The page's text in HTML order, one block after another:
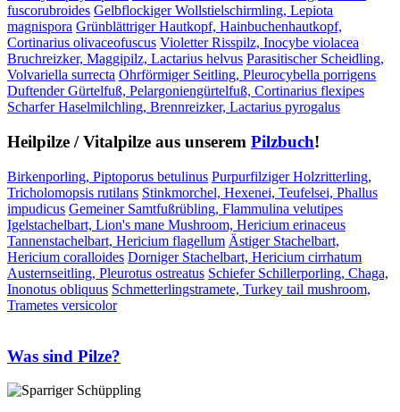
fuscorubroides Gelbflockiger Wollstielschirmling, Lepiota
magnispora Grünblättriger Hautkopf, Hainbuchenhautkopf,
Cortinarius olivaceofuscus Violetter Risspilz, Inocybe violacea
Bruchreizker, Maggipilz, Lactarius helvus Parasitischer Scheidling,
Volvariella surrecta Ohrförmiger Seitling, Pleurocybella porrigens
Duftender Gürtelfuß, Pelargoniengürtelfuß, Cortinarius flexipes
Scharfer Haselmilchling, Brennreizker, Lactarius pyrogalus
Heilpilze / Vitalpilze aus unserem Pilzbuch!
Birkenporling, Piptoporus betulinus Purpurfilziger Holzritterling,
Tricholomopsis rutilans Stinkmorchel, Hexenei, Teufelsei, Phallus
impudicus Gemeiner Samtfußrübling, Flammulina velutipes
Igelstachelbart, Lion's mane Mushroom, Hericium erinaceus
Tannenstachelbart, Hericium flagellum Ästiger Stachelbart,
Hericium coralloides Dorniger Stachelbart, Hericium cirrhatum
Austernseitling, Pleurotus ostreatus Schiefer Schillerporling, Chaga,
Inonotus obliquus Schmetterlingstramete, Turkey tail mushroom,
Trametes versicolor
Was sind Pilze?